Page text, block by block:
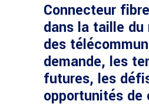
Connecteur
dans la taille du
des
demande, les
futures, les
opportunités de